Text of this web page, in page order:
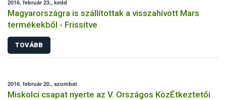
2016. február 23., kedd
Magyarországra is szállítottak a visszahívott Mars
termékekből - Frissítve
TOVÁBB
2016. február 20., szombat
Miskolci csapat nyerte az V. Országos KözÉtkeztetői